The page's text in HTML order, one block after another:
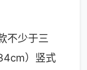
少于三
）竖式